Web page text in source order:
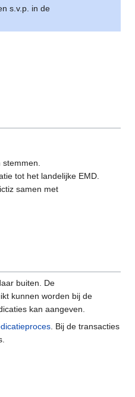
s.v.p. in de
tot het landelijke EMD.
samen met
buiten. De
kunnen worden bij de
kan aangeven.
. Bij de transacties